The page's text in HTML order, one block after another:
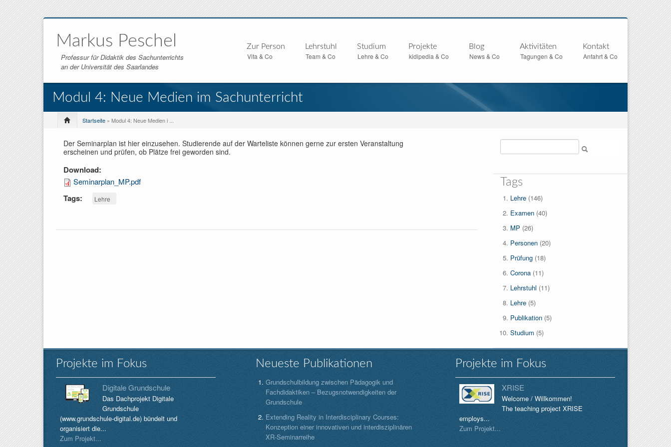
Markus Peschel
Professur für Didaktik des Sachunterrichts
an der Universität des Saarlandes
Zur Person
Vita & Co
Lehrstuhl
Team & Co
Studium
Lehre & Co
Projekte
kidipedia & Co
Blog
News & Co
Aktivitäten
Tagungen & Co
Kontakt
Anfahrt & Co
Modul 4: Neue Medien im Sachunterricht
Startseite » Modul 4: Neue Medien i ...
Der Seminarplan ist hier einzusehen. Studierende auf der Warteliste können gerne zur ersten Veranstaltung
erscheinen und prüfen, ob Plätze frei geworden sind.
Download:
Seminarplan_MP.pdf
Tags: Lehre
Tags
Lehre(146)
Examen(40)
MP (26)
Personen(20)
Prüfung(18)
Corona(11)
Lehrstuhl (11)
Lehre(5)
Publikation(5)
Studium (5)
Projekte im Fokus
Digitale Grundschule
Das Dachprojekt Digitale
Grundschule
(www.grundschule-digital.de) bündelt und
organisiert die...
Zum Projekt...
Neueste Publikationen
Grundschulbildung zwischen Pädagogik und
Fachdidaktiken – Bezugsnotwendigkeiten der
Grundschule
Extending Reality in Interdisciplinary Courses:
Konzeption einer innovativen und interdisziplinären
XR-Seminarreihe
Projekte im Fokus
XRISE
Welcome / Willkommen!
The teaching project XRISE
employs...
Zum Projekt...